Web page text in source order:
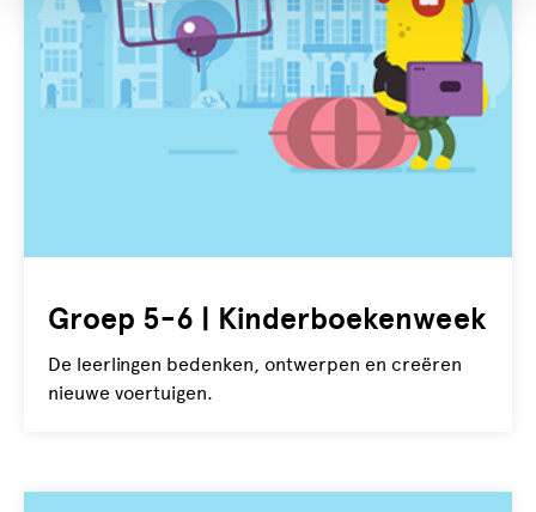
Groep 5-6 | Kinderboekenweek
De leerlingen bedenken, ontwerpen en creëren
nieuwe voertuigen.